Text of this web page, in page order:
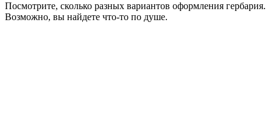
Посмотрите, сколько разных вариантов оформления гербария.
Возможно, вы найдете что-то по душе.